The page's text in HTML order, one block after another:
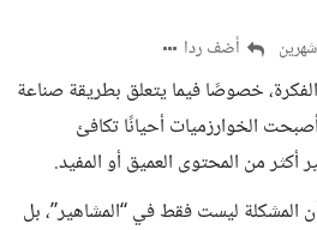
أضف ردا
خصوصًا فيما يتعلق بطريقة صناعة
الخوارزميات أحيانًا تكافئ
أكثر من المحتوى العميق أو المفيد.
المشكلة ليست فقط في “المشاهير”، بل